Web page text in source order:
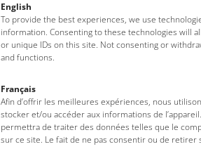
English
To provide the best experiences, we use
information. Consenting to these technologies will
or unique IDs on this site. Not consenting or
and functions.
Français
Afin d’offrir les meilleures expériences, nous
stocker et/ou accéder aux informations de
permettra de traiter des données telles que le
sur ce site. Le fait de ne pas consentir ou de